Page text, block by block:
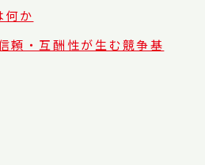
何か
頼・互酬性が生む競争基